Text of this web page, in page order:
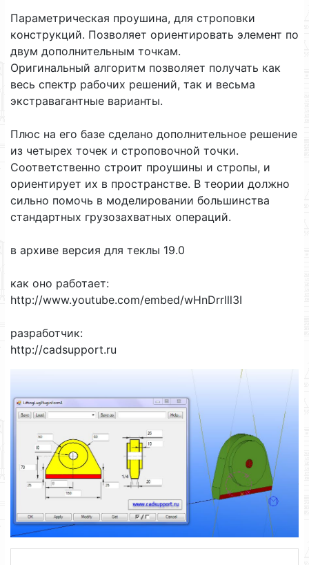
Параметрическая проушина, для строповки
конструкций. Позволяет ориентировать элемент по
двум дополнительным точкам.
Оригинальный алгоритм позволяет получать как
весь спектр рабочих решений, так и весьма
экстравагантные варианты.
Плюс на его базе сделано дополнительное решение
из четырех точек и строповочной точки.
Соответственно строит проушины и стропы, и
ориентирует их в пространстве. В теории должно
сильно помочь в моделировании большинства
стандартных грузозахватных операций.
в архиве версия для теклы 19.0
как оно работает:
http://www.youtube.com/embed/wHnDrrlll3I
разработчик:
http://cadsupport.ru